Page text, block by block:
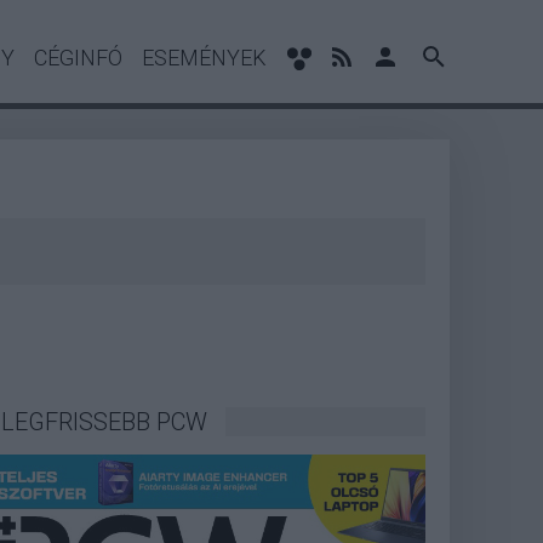
CÉGINFÓ ESEMÉNYEK
LEGFRISSEBB PCW